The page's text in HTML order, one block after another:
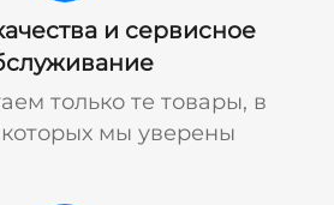
и сервисное
только те товары, в
которых мы уверены